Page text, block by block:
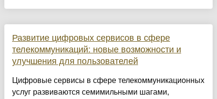
Развитие цифровых сервисов в сфере
телекоммуникаций: новые возможности и
улучшения для пользователей
Цифровые сервисы в сфере телекоммуникационных
услуг развиваются семимильными шагами,